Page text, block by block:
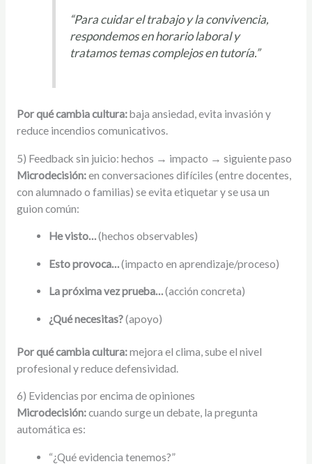
“Para cuidar el trabajo y la convivencia,
respondemos en horario laboral y
tratamos temas complejos en tutoría.”
Por qué cambia cultura:baja ansiedad, evita invasión y
reduce incendios comunicativos.
5) Feedback sin juicio: hechos → impacto → siguiente paso
Microdecisión:en conversaciones difíciles (entre docentes,
con alumnado o familias) se evita etiquetar y se usa un
guion común:
He visto…(hechos observables)
Esto provoca…(impacto en aprendizaje/proceso)
La próxima vez prueba…(acción concreta)
¿Qué necesitas?(apoyo)
Por qué cambia cultura:mejora el clima, sube el nivel
profesional y reduce defensividad.
6) Evidencias por encima de opiniones
Microdecisión:cuando surge un debate, la pregunta
automática es:
“¿Qué evidencia tenemos?”